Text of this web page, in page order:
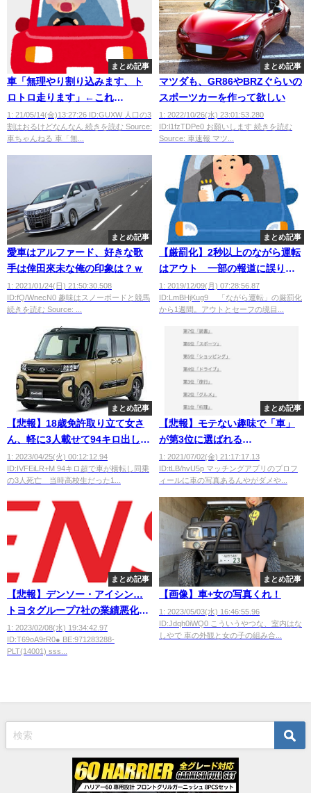
まとめ記事
車「無理やり割り込みます、ト
ロトロ走ります」←これ
wwwwwwwwwwwww
1: 21/05/14(金)13:27:26 ID:GUXW 人口の3
割はおるけどなんなん 続きを読む Source:
車ちゃんねる 車「無...
まとめ記事
マツダも、GR86やBRZぐらいの
スポーツカーを作って欲しい
1: 2022/10/26(水) 23:01:53.280
ID:l1fzTDPe0 お願いします 続きを読む
Source: 車速報 マツ...
まとめ記事
愛車はアルファード、好きな歌
手は倖田來未な俺の印象は？ｗ
1: 2021/01/24(日) 21:50:30.508
ID:fQ/WnecN0 趣味はスノーボードと競馬
続きを読む Source: ...
まとめ記事
【厳罰化】2秒以上のながら運転
はアウト 一部の報道に誤り
も…「2秒未満＝セーフ」ではな
い
1: 2019/12/09(月) 07:28:56.87
ID:LmBHjKug9 「ながら運転」の厳罰化
から1週間。アウトとセーフの境目...
まとめ記事
【悲報】18歳免許取り立て女さ
ん、軽に3人載せて94キロ出し車
を横転させ自分以外の全員を死
亡させる
1: 2023/04/25(火) 00:12:12.94
ID:IVFEiLR+M 94キロ超で車が横転し同乗
の3人死亡 当時高校生だった1...
まとめ記事
【悲報】モテない趣味で「車」
が第3位に選ばれる
wwwwwwwwwwwww
1: 2021/07/02(金) 21:17:17.13
ID:tLB/hvU5p マッチングアプリのプロフ
ィールに車の写真あるんやがダメや...
まとめ記事
【悲報】デンソー・アイシン…
トヨタグループ7社の業績悪化し
すぎでわろたwwwwwwww
1: 2023/02/08(水) 19:34:42.97
ID:T69oA9rR0● BE:971283288-
PLT(14001) sss...
まとめ記事
【画像】車+女の写真くれ！
1: 2023/05/03(水) 16:46:55.96
ID:Jdqh0iWQ0 こういうやつな、室内はな
しやで 車の外観と女の子の組み合...